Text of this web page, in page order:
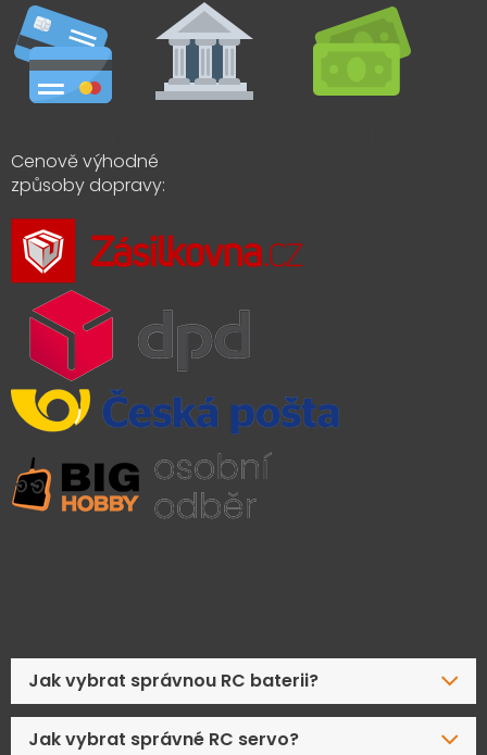
Cenově výhodné
způsoby dopravy:
Jak vybrat správnou RC baterii?
Jak vybrat správné RC servo?